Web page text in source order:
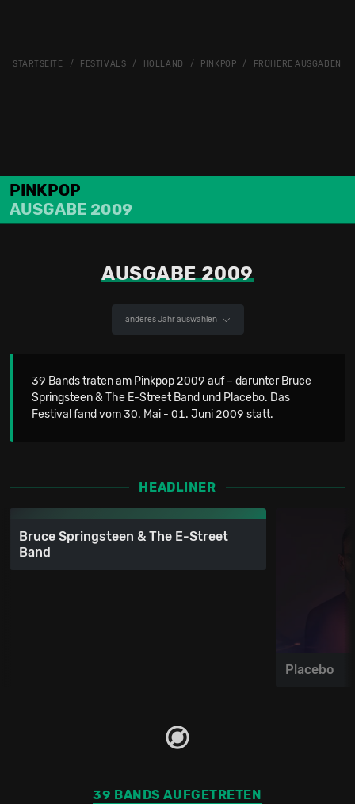
STARTSEITE FESTIVALS HOLLAND PINKPOP FRÜHERE AUSGABEN
PINKPOP
AUSGABE 2009
AUSGABE 2009
anderes Jahr auswählen
39 Bands traten am Pinkpop 2009 auf – darunter Bruce
Springsteen & The E-Street Band und Placebo. Das
Festival fand vom 30. Mai - 01. Juni 2009 statt.
HEADLINER
Bruce Springsteen & The E-Street
Band
Placebo
39 BANDS AUFGETRETEN